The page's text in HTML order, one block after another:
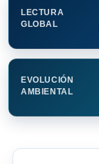
LECTURA
GLOBAL
EVOLUCIÓN
AMBIENTAL